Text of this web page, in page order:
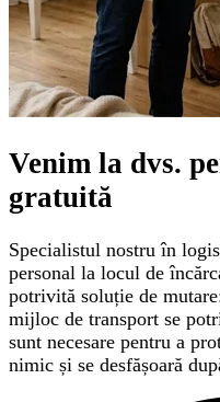
Venim la dvs.
gratuită
Specialistul nostru în
personal la locul de
potrivită soluție de
mijloc de transport se
sunt necesare pentru a
nimic și se desfășoară